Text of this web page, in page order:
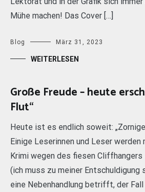
Mühe machen! Das Cover […]
Blog März 31, 2023
WEITERLESEN
Große Freude – heute
Flut“
Heute ist es endlich soweit:
Einige Leserinnen und Leser
Krimi wegen des fiesen Cliffhangers
(ich muss zu meiner Entschuldigung
eine Nebenhandlung betrifft, der